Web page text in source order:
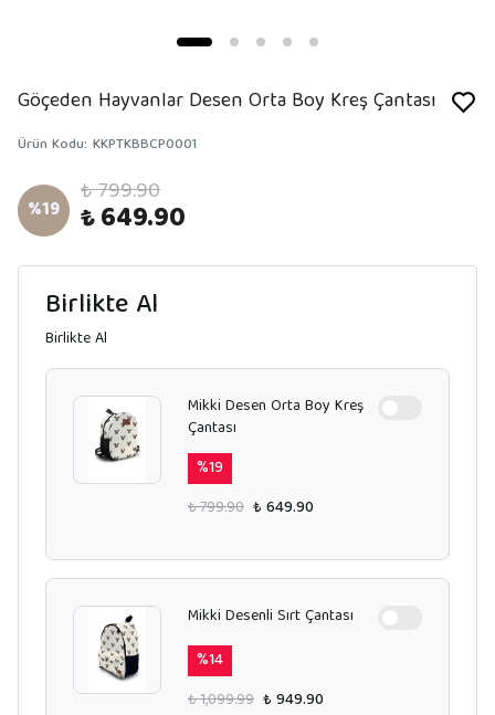
Göçeden Hayvanlar Desen Orta Boy Kreş Çantası
Ürün Kodu: KKPTKBBCP0001
%19 ₺ 799.90
₺ 649.90
Birlikte Al
Birlikte Al
Mikki Desen Orta Boy Kreş
Çantası
%19
₺ 799.90 ₺ 649.90
Mikki Desenli Sırt Çantası
%14
₺ 1,099.99 ₺ 949.90